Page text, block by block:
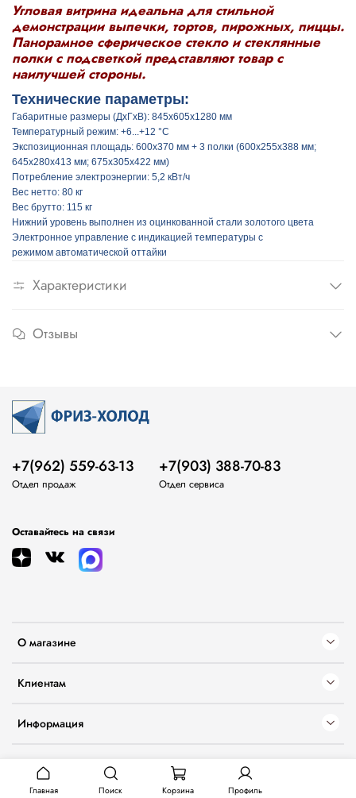
Угловая витрина идеальна для стильной
демонстрации выпечки, тортов, пирожных, пиццы.
Панорамное сферическое стекло и стеклянные
полки с подсветкой представляют товар с
наилучшей стороны.
Технические параметры:
Габаритные размеры (ДхГхВ): 845x605х1280 мм
Температурный режим: +6...+12 °C
Экспозиционная площадь: 600x370 мм + 3 полки (600x255x388 мм;
645x280x413 мм; 675x305x422 мм)
Потребление электроэнергии: 5,2 кВт/ч
Вес нетто: 80 кг
Вес брутто: 115 кг
Нижний уровень выполнен из оцинкованной стали золотого цвета
Электронное управление с индикацией температуры с
режимом автоматической оттайки
Характеристики
Отзывы
О магазине
Клиентам
Информация
+7(962) 559-63-13
Отдел продаж
+7(903) 388-70-83
Отдел сервиса
Оставайтесь на связи
Главная Поиск Корзина Профиль